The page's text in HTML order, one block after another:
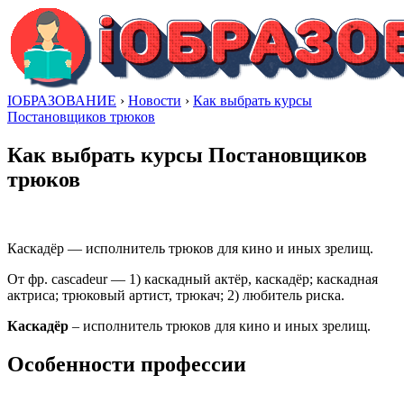
IОБРАЗОВАНИЕ › Новости › Как выбрать курсы
Постановщиков трюков
Как выбрать курсы Постановщиков
трюков
Каскадёр — исполнитель трюков для кино и иных зрелищ.
От фр. cascadeur — 1) каскадный актёр, каскадёр; каскадная
актриса; трюковый артист, трюкач; 2) любитель риска.
Каскадёр – исполнитель трюков для кино и иных зрелищ.
Особенности профессии